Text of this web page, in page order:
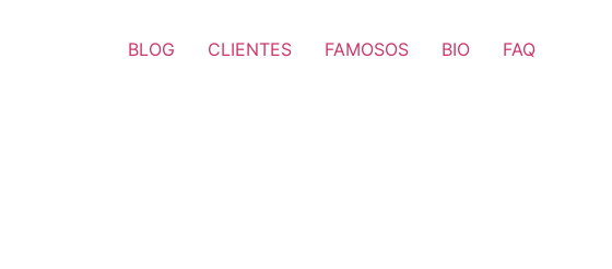
BLOG CLIENTES FAMOSOS BIO FAQ